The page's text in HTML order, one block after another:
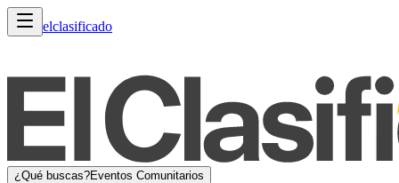
elclasificado
¿Qué buscas?Eventos Comunitarios